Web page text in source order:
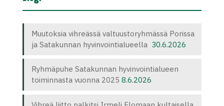
Muutoksia vihreässä valtuustoryhmässä Porissa
ja Satakunnan hyvinvointialueella 30.6.2026
Ryhmäpuhe Satakunnan hyvinvointialueen
toiminnasta vuonna 2025 8.6.2026